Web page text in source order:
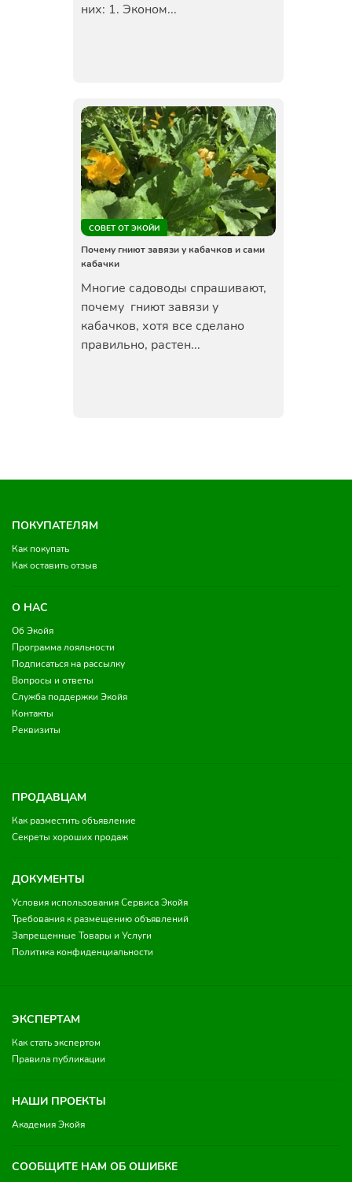
них: 1. Эконом...
СОВЕТ ОТ ЭКОЙИ
Почему гниют завязи у кабачков и сами
кабачки
Многие садоводы спрашивают,
почему гниют завязи у
кабачков, хотя все сделано
правильно, растен...
ПОКУПАТЕЛЯМ
Как покупать
Как оставить отзыв
О НАС
Об Экойя
Программа лояльности
Подписаться на рассылку
Вопросы и ответы
Служба поддержки Экойя
Контакты
Реквизиты
ПРОДАВЦАМ
Как разместить объявление
Секреты хороших продаж
ДОКУМЕНТЫ
Условия использования Сервиса Экойя
Требования к размещению объявлений
Запрещенные Товары и Услуги
Политика конфиденциальности
ЭКСПЕРТАМ
Как стать экспертом
Правила публикации
НАШИ ПРОЕКТЫ
Академия Экойя
СООБЩИТЕ НАМ ОБ ОШИБКЕ